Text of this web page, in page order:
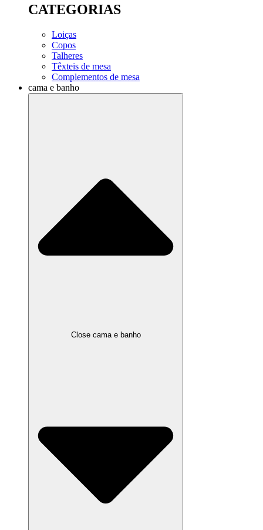
CATEGORIAS
Loiças
Copos
Talheres
Têxteis de mesa
Complementos de mesa
cama e banho
Close cama e banho